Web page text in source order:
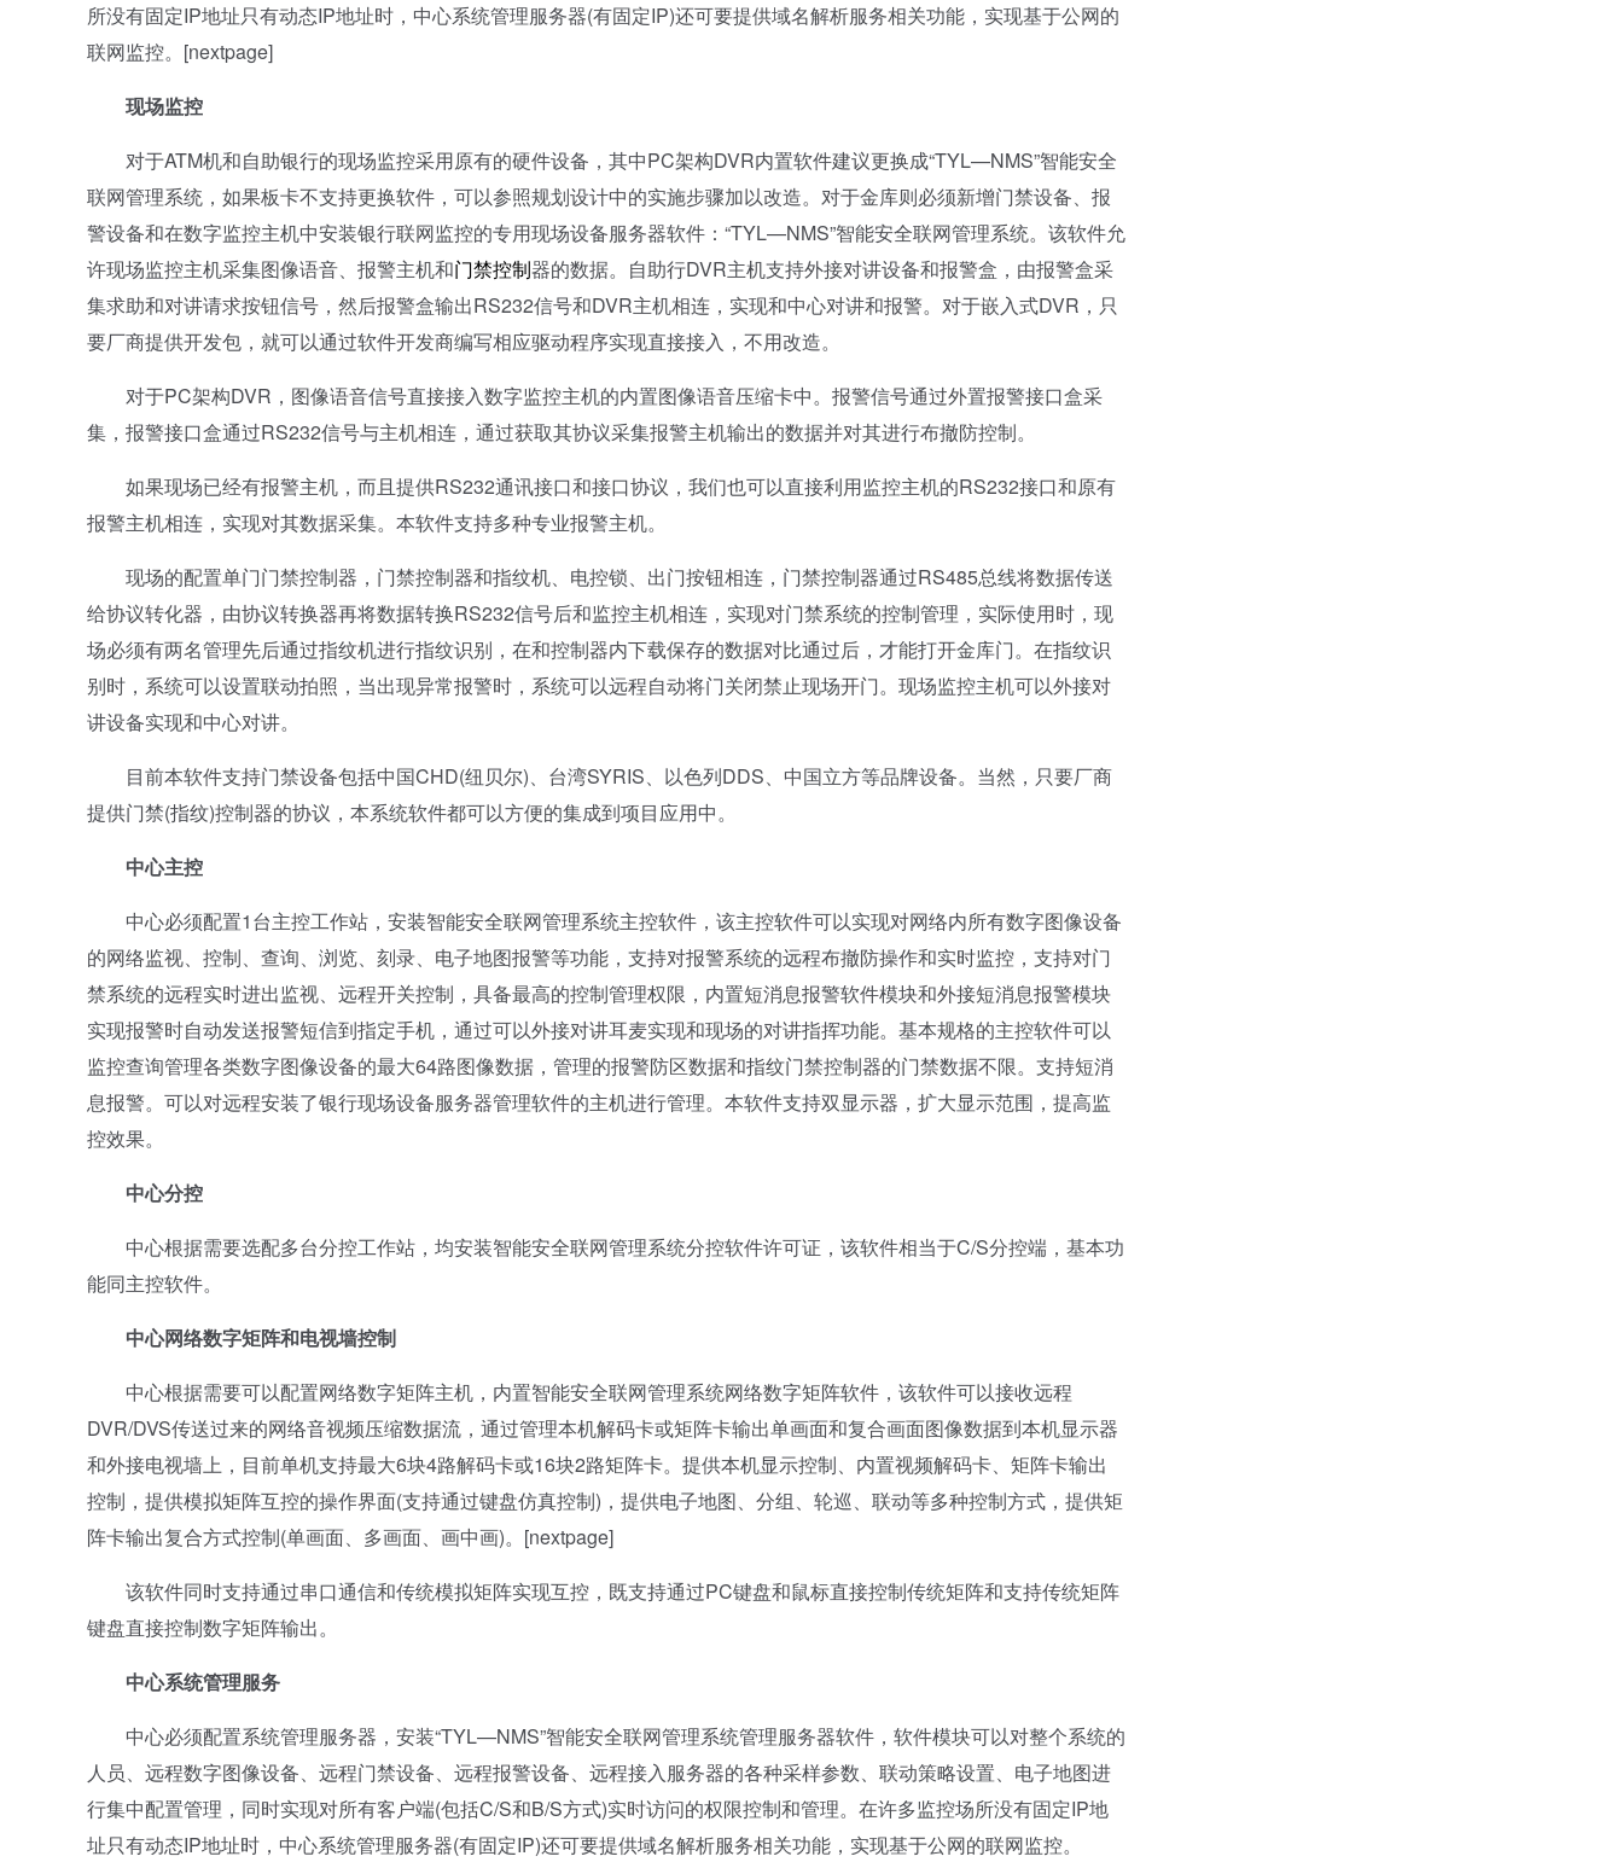
所没有固定IP地址只有动态IP地址时，中心系统管理服务器(有固定IP)还可要提供域名解析服务相关功能，实现基于公网的
联网监控。[nextpage]
现场监控
对于ATM机和自助银行的现场监控采用原有的硬件设备，其中PC架构DVR内置软件建议更换成“TYL—NMS”智能安全
联网管理系统，如果板卡不支持更换软件，可以参照规划设计中的实施步骤加以改造。对于金库则必须新增门禁设备、报
警设备和在数字监控主机中安装银行联网监控的专用现场设备服务器软件：“TYL—NMS”智能安全联网管理系统。该软件允
许现场监控主机采集图像语音、报警主机和门禁控制器的数据。自助行DVR主机支持外接对讲设备和报警盒，由报警盒采
集求助和对讲请求按钮信号，然后报警盒输出RS232信号和DVR主机相连，实现和中心对讲和报警。对于嵌入式DVR，只
要厂商提供开发包，就可以通过软件开发商编写相应驱动程序实现直接接入，不用改造。
对于PC架构DVR，图像语音信号直接接入数字监控主机的内置图像语音压缩卡中。报警信号通过外置报警接口盒采
集，报警接口盒通过RS232信号与主机相连，通过获取其协议采集报警主机输出的数据并对其进行布撤防控制。
如果现场已经有报警主机，而且提供RS232通讯接口和接口协议，我们也可以直接利用监控主机的RS232接口和原有
报警主机相连，实现对其数据采集。本软件支持多种专业报警主机。
现场的配置单门门禁控制器，门禁控制器和指纹机、电控锁、出门按钮相连，门禁控制器通过RS485总线将数据传送
给协议转化器，由协议转换器再将数据转换RS232信号后和监控主机相连，实现对门禁系统的控制管理，实际使用时，现
场必须有两名管理先后通过指纹机进行指纹识别，在和控制器内下载保存的数据对比通过后，才能打开金库门。在指纹识
别时，系统可以设置联动拍照，当出现异常报警时，系统可以远程自动将门关闭禁止现场开门。现场监控主机可以外接对
讲设备实现和中心对讲。
目前本软件支持门禁设备包括中国CHD(纽贝尔)、台湾SYRIS、以色列DDS、中国立方等品牌设备。当然，只要厂商
提供门禁(指纹)控制器的协议，本系统软件都可以方便的集成到项目应用中。
中心主控
中心必须配置1台主控工作站，安装智能安全联网管理系统主控软件，该主控软件可以实现对网络内所有数字图像设备
的网络监视、控制、查询、浏览、刻录、电子地图报警等功能，支持对报警系统的远程布撤防操作和实时监控，支持对门
禁系统的远程实时进出监视、远程开关控制，具备最高的控制管理权限，内置短消息报警软件模块和外接短消息报警模块
实现报警时自动发送报警短信到指定手机，通过可以外接对讲耳麦实现和现场的对讲指挥功能。基本规格的主控软件可以
监控查询管理各类数字图像设备的最大64路图像数据，管理的报警防区数据和指纹门禁控制器的门禁数据不限。支持短消
息报警。可以对远程安装了银行现场设备服务器管理软件的主机进行管理。本软件支持双显示器，扩大显示范围，提高监
控效果。
中心分控
中心根据需要选配多台分控工作站，均安装智能安全联网管理系统分控软件许可证，该软件相当于C/S分控端，基本功
能同主控软件。
中心网络数字矩阵和电视墙控制
中心根据需要可以配置网络数字矩阵主机，内置智能安全联网管理系统网络数字矩阵软件，该软件可以接收远程
DVR/DVS传送过来的网络音视频压缩数据流，通过管理本机解码卡或矩阵卡输出单画面和复合画面图像数据到本机显示器
和外接电视墙上，目前单机支持最大6块4路解码卡或16块2路矩阵卡。提供本机显示控制、内置视频解码卡、矩阵卡输出
控制，提供模拟矩阵互控的操作界面(支持通过键盘仿真控制)，提供电子地图、分组、轮巡、联动等多种控制方式，提供矩
阵卡输出复合方式控制(单画面、多画面、画中画)。[nextpage]
该软件同时支持通过串口通信和传统模拟矩阵实现互控，既支持通过PC键盘和鼠标直接控制传统矩阵和支持传统矩阵
键盘直接控制数字矩阵输出。
中心系统管理服务
中心必须配置系统管理服务器，安装“TYL—NMS”智能安全联网管理系统管理服务器软件，软件模块可以对整个系统的
人员、远程数字图像设备、远程门禁设备、远程报警设备、远程接入服务器的各种采样参数、联动策略设置、电子地图进
行集中配置管理，同时实现对所有客户端(包括C/S和B/S方式)实时访问的权限控制和管理。在许多监控场所没有固定IP地
址只有动态IP地址时，中心系统管理服务器(有固定IP)还可要提供域名解析服务相关功能，实现基于公网的联网监控。